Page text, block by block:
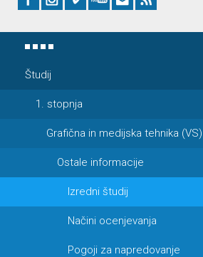
Študij
1. stopnja
Grafična in medijska tehnika (VS)
Ostale informacije
Izredni študij
Načini ocenjevanja
Pogoji za napredovanje